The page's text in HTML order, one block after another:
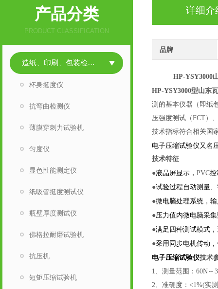
详细介
品牌
HP-YSY3000
HP-YSY3000型山东
测的基本仪器（即纸
压强度测试（FCT）
技术指标符合相关国
电子压缩试验仪又名
技术特征
●液晶屏显示， PVC控
●试验过程自动测量
●微电脑处理系统，
●压力值内微电脑采
●满足四种测试模式
●采用同步电机传动
电子压缩试验仪技术
1、测量范围：60N～
2、准确度：<1%(实
产品分类
PRODUCT CLASSIFICATION
造纸、印刷、包装检测仪器
杯身挺度仪
抗弯曲检测仪
薄膜穿刺力试验机
匀度仪
显色性能测定仪
纸吸管挺度测试仪
瓶壁厚度测试仪
佛格拉耐磨试验机
抗压机
短矩压缩试验机